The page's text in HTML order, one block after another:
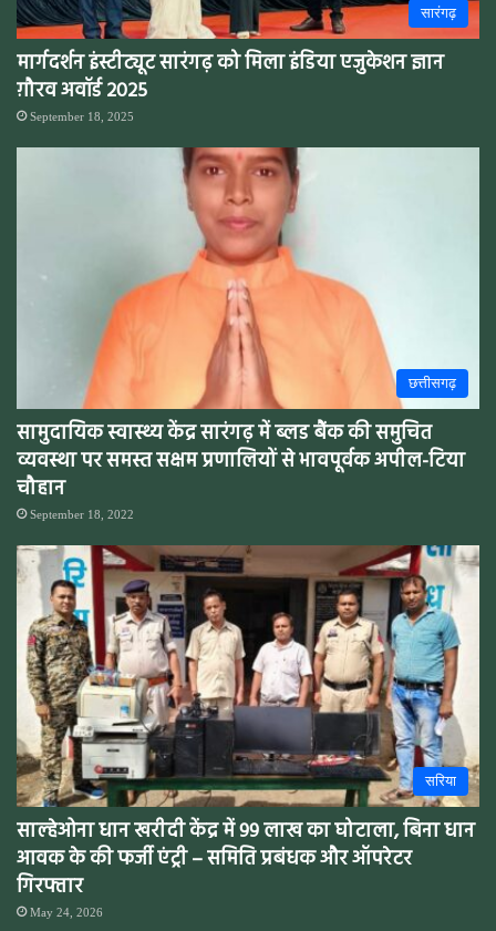
सारंगढ़
मार्गदर्शन इंस्टीट्यूट सारंगढ़ को मिला इंडिया एजुकेशन ज्ञान
ग़ौरव अवॉर्ड 2025
September 18, 2025
छत्तीसगढ़
सामुदायिक स्वास्थ्य केंद्र सारंगढ़ में ब्लड बैंक की समुचित
व्यवस्था पर समस्त सक्षम प्रणालियों से भावपूर्वक अपील-टिया
चौहान
September 18, 2022
सरिया
साल्हेओना धान खरीदी केंद्र में 99 लाख का घोटाला, बिना धान
आवक के की फर्जी एंट्री – समिति प्रबंधक और ऑपरेटर
गिरफ्तार
May 24, 2026